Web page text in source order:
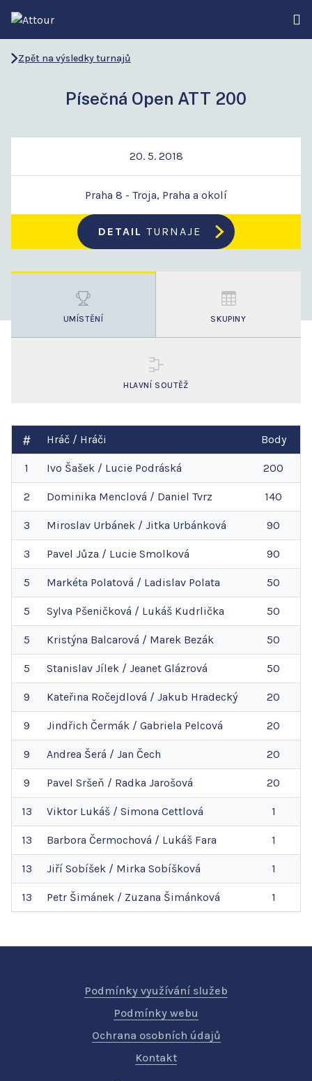
Zpět na výsledky turnajů
Písečná Open ATT 200
20. 5. 2018
Praha 8 - Troja, Praha a okolí
DETAIL TURNAJE
UMÍSTĚNÍ SKUPINY
HLAVNÍ SOUTĚŽ
Hráč / Hráči Body
1 Ivo Šašek / Lucie Podráská 200
2 Dominika Menclová / Daniel Tvrz 140
3 Miroslav Urbánek / Jitka Urbánková 90
3 Pavel Jůza / Lucie Smolková 90
5 Markéta Polatová / Ladislav Polata 50
5 Sylva Pšeničková / Lukáš Kudrlička 50
5 Kristýna Balcarová / Marek Bezák 50
5 Stanislav Jílek / Jeanet Glázrová 50
9 Kateřina Ročejdlová / Jakub Hradecký 20
9 Jindřich Čermák / Gabriela Pelcová 20
9 Andrea Šerá / Jan Čech 20
9 Pavel Sršeň / Radka Jarošová 20
13 Viktor Lukáš / Simona Cettlová 1
13 Barbora Čermochová / Lukáš Fara 1
13 Jiří Sobíšek / Mirka Sobíšková 1
13 Petr Šimánek / Zuzana Šimánková 1
Podmínky využívání služeb
Podmínky webu
Ochrana osobních údajů
Kontakt